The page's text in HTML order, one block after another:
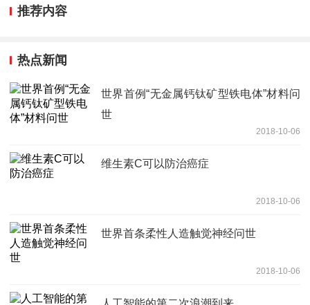
推荐内容
热点新闻
世界首例“无金属钙钛矿型铁电体”材料问
世
2018-10-06
维生素C可以防治癌症
2018-10-06
世界首条柔性人造触觉神经问世
2018-10-06